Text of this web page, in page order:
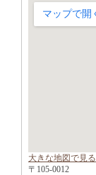
大きな地図で見る
〒105-0012